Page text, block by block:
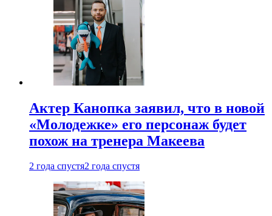
Актер Канопка заявил, что в новой
«Молодежке» его персонаж будет
похож на тренера Макеева
2 года спустя2 года спустя